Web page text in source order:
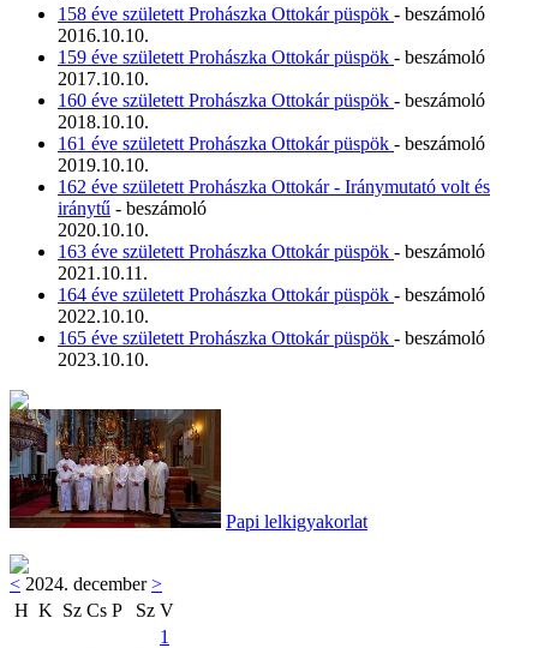
158 éve született Prohászka Ottokár püspök - beszámoló
2016.10.10.
159 éve született Prohászka Ottokár püspök - beszámoló
2017.10.10.
160 éve született Prohászka Ottokár püspök - beszámoló
2018.10.10.
161 éve született Prohászka Ottokár püspök - beszámoló
2019.10.10.
162 éve született Prohászka Ottokár - Iránymutató volt és
iránytű - beszámoló
2020.10.10.
163 éve született Prohászka Ottokár püspök - beszámoló
2021.10.11.
164 éve született Prohászka Ottokár püspök - beszámoló
2022.10.10.
165 éve született Prohászka Ottokár püspök - beszámoló
2023.10.10.
Papi lelkigyakorlat
< 2024. december>
H K Sz Cs P Sz V
1